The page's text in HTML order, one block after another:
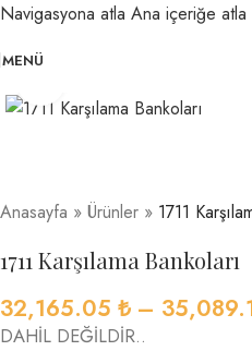
Navigasyona atla Ana içeriğe atla
MENÜ
Anasayfa » Ürünler » 1711
1711 Karşılama Bankoları
32,165.05 ₺ –
DAHİL DEĞİLDİR..